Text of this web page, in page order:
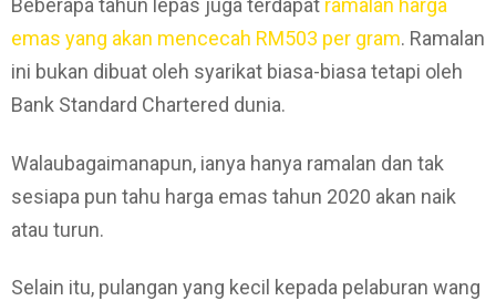
Beberapa tahun lepas juga terdapat ramalan harga
emas yang akan mencecah RM503 per gram. Ramalan
ini bukan dibuat oleh syarikat biasa-biasa tetapi oleh
Bank Standard Chartered dunia.
Walaubagaimanapun, ianya hanya ramalan dan tak
sesiapa pun tahu harga emas tahun 2020 akan naik
atau turun.
Selain itu, pulangan yang kecil kepada pelaburan wang